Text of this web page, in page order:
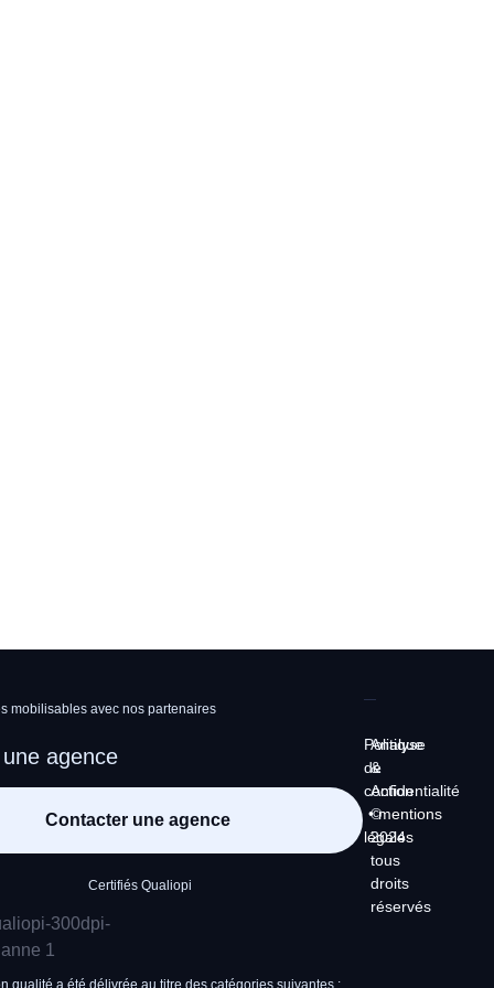
mobilisables avec nos partenaires
agence
Contacter une agence
Certifiés Qualiopi
Politique
de
confidentialité
•mentions
légales
Analyse
&
Action
©
2024
tous
droits
réservés